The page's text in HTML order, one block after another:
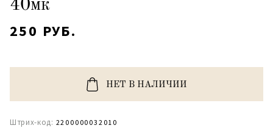
40мк
250 РУБ.
НЕТ В НАЛИЧИИ
Штрих-код: 2200000032010